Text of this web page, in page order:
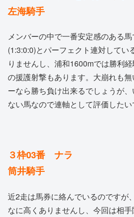
左海騎手
メンバーの中で一番安定感のある
(1:3:0:0)とパーフェクト連対してい
りませんし、浦和1600mでは勝利
の援護射撃もあります。大崩れも
ーなら勝ち負け出来るでしょうが
ない馬なので連軸として評価したい
３枠03番 ナラ
筒井騎手
近2走は馬券に絡んでいるのですが
なに高くありませんし、今回は相